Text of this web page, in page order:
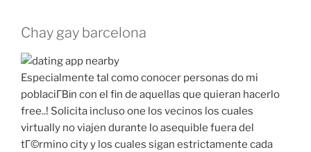
Chay gay barcelona
Especialmente tal como conocer personas do mi
poblaciГ­Віn con el fin de aquellas que quieran hacerlo
free..! Solicita incluso one los vecinos los cuales
virtually no viajen durante lo asequible fuera del
tГ©rmino city y los cuales sigan estrictamente cada